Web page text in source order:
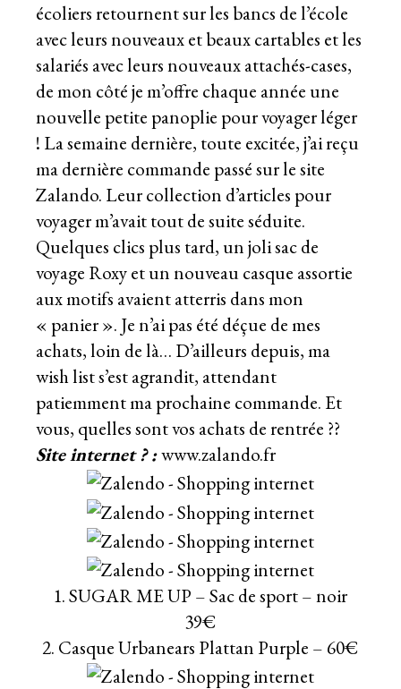
écoliers retournent sur les bancs de l’école
avec leurs nouveaux et beaux cartables et les
salariés avec leurs nouveaux attachés-cases,
de mon côté je m’offre chaque année une
nouvelle petite panoplie pour voyager léger
! La semaine dernière, toute excitée, j’ai reçu
ma dernière commande passé sur le site
Zalando. Leur collection d’articles pour
voyager m’avait tout de suite séduite.
Quelques clics plus tard, un joli sac de
voyage Roxy et un nouveau casque assortie
aux motifs avaient atterris dans mon
« panier ». Je n’ai pas été déçue de mes
achats, loin de là… D’ailleurs depuis, ma
wish list s’est agrandit, attendant
patiemment ma prochaine commande. Et
vous, quelles sont vos achats de rentrée ??
Site internet ? :www.zalando.fr
1. SUGAR ME UP – Sac de sport – noir
39€
2. Casque Urbanears Plattan Purple – 60€